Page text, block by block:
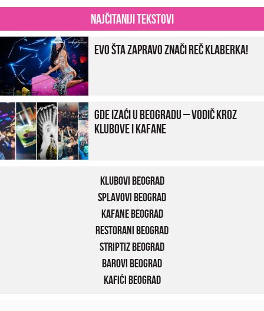
Najčitaniji tekstovi
Evo šta zapravo znači reč klaberka!
Gde izaći u Beogradu – vodič kroz
klubove i kafane
Klubovi Beograd
Splavovi Beograd
Kafane Beograd
Restorani Beograd
Striptiz Beograd
Barovi Beograd
Kafići Beograd